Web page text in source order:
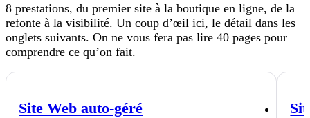
8 prestations, du premier site à la boutique en ligne, de la
refonte à la visibilité. Un coup d’œil ici, le détail dans les
onglets suivants. On ne vous fera pas lire 40 pages pour
comprendre ce qu’on fait.
Site Web auto-géré